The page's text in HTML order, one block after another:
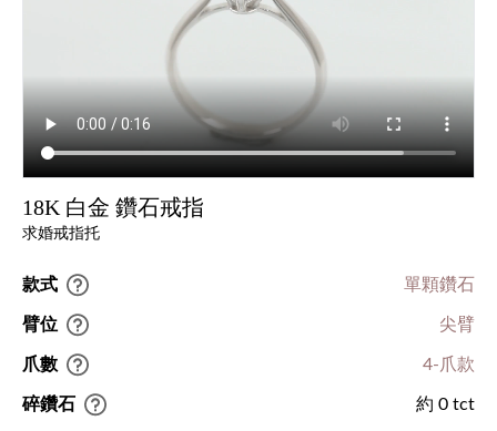
18K 白金 鑽石戒指
求婚戒指托
款式 單顆鑽石
臂位 尖臂
爪數 4-爪款
碎鑽石 約 0 tct